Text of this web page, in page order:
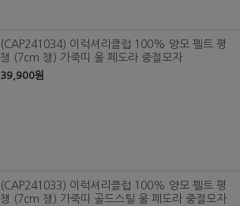
(CAP241034) 이럭셔리클럽 100% 양모 펠트 평
챙 (7cm 챙) 가죽띠 울 페도라 중절모자
39,900원
(CAP241033) 이럭셔리클럽 100% 양모 펠트 평
챙 (7cm 챙) 가죽띠 골드스틸 울 페도라 중절모자